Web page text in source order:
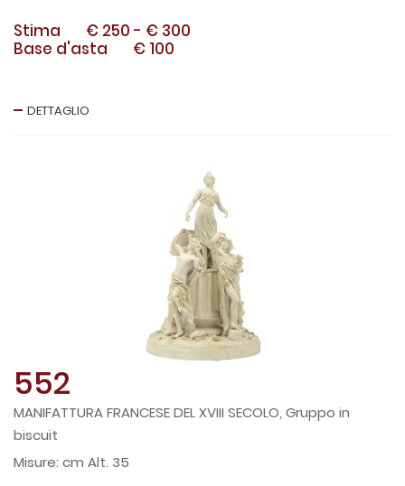
Stima € 250 - € 300
Base d'asta
€ 100
DETTAGLIO
552
MANIFATTURA FRANCESE DEL XVIII SECOLO, Gruppo in
biscuit
cm Alt. 35